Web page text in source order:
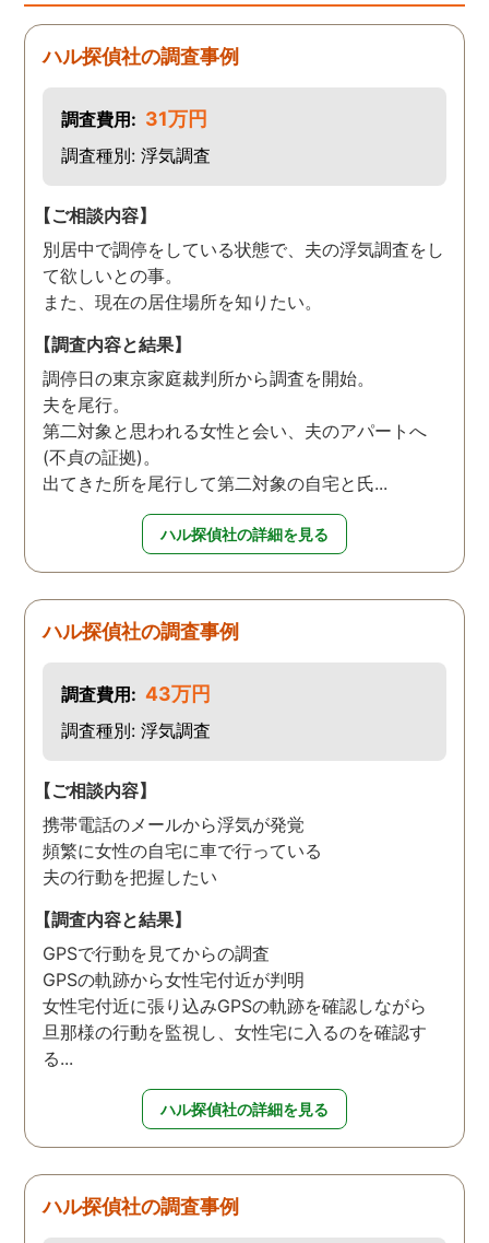
ハル探偵社の調査事例
調査費用: 31万円
調査種別: 浮気調査
【ご相談内容】
別居中で調停をしている状態で、夫の浮気調査をし
て欲しいとの事。
また、現在の居住場所を知りたい。
【調査内容と結果】
調停日の東京家庭裁判所から調査を開始。
夫を尾行。
第二対象と思われる女性と会い、夫のアパートへ
(不貞の証拠)。
出てきた所を尾行して第二対象の自宅と氏...
ハル探偵社の詳細を見る
ハル探偵社の調査事例
調査費用: 43万円
調査種別: 浮気調査
【ご相談内容】
携帯電話のメールから浮気が発覚
頻繁に女性の自宅に車で行っている
夫の行動を把握したい
【調査内容と結果】
GPSで行動を見てからの調査
GPSの軌跡から女性宅付近が判明
女性宅付近に張り込みGPSの軌跡を確認しながら
旦那様の行動を監視し、女性宅に入るのを確認す
る...
ハル探偵社の詳細を見る
ハル探偵社の調査事例